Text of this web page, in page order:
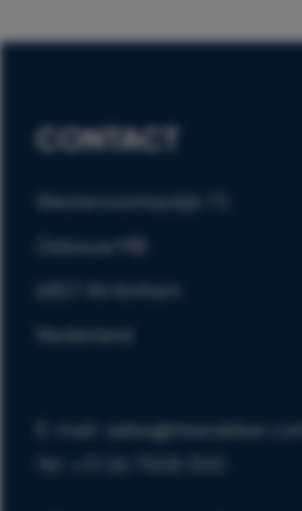
CONTACT
Westervoortsedijk 73
Gebouw MB
6827 AV Arnhem
Nederland
E-mail: sales@trexrubber.com